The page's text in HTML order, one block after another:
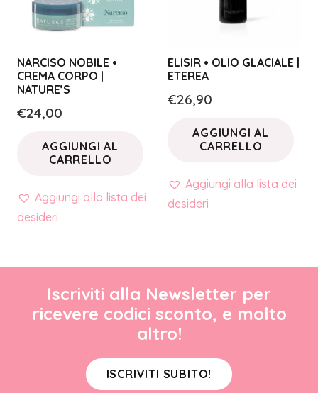
NARCISO NOBILE •
CREMA CORPO |
NATURE’S
€24,00
AGGIUNGI AL
CARRELLO
Aggiungi alla lista dei
desideri
ELISIR • OLIO GLACIALE |
ETEREA
€26,90
AGGIUNGI AL
CARRELLO
Aggiungi alla lista dei
desideri
Iscriviti alla Newsletter per
ricevere codici sconto, e molto
altro!
ISCRIVITI SUBITO!